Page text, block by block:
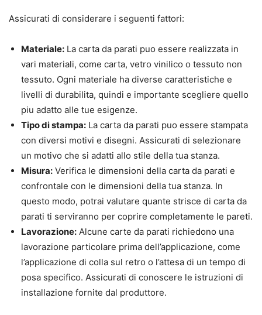
Assicurati di considerare i seguenti fattori:
Materiale: La carta da parati puo essere realizzata in
vari materiali, come carta, vetro vinilico o tessuto non
tessuto. Ogni materiale ha diverse caratteristiche e
livelli di durabilita, quindi e importante scegliere quello
piu adatto alle tue esigenze.
Tipo di stampa: La carta da parati puo essere stampata
con diversi motivi e disegni. Assicurati di selezionare
un motivo che si adatti allo stile della tua stanza.
Misura: Verifica le dimensioni della carta da parati e
confrontale con le dimensioni della tua stanza. In
questo modo, potrai valutare quante strisce di carta da
parati ti serviranno per coprire completamente le pareti.
Lavorazione: Alcune carte da parati richiedono una
lavorazione particolare prima dell’applicazione, come
l’applicazione di colla sul retro o l’attesa di un tempo di
posa specifico. Assicurati di conoscere le istruzioni di
installazione fornite dal produttore.